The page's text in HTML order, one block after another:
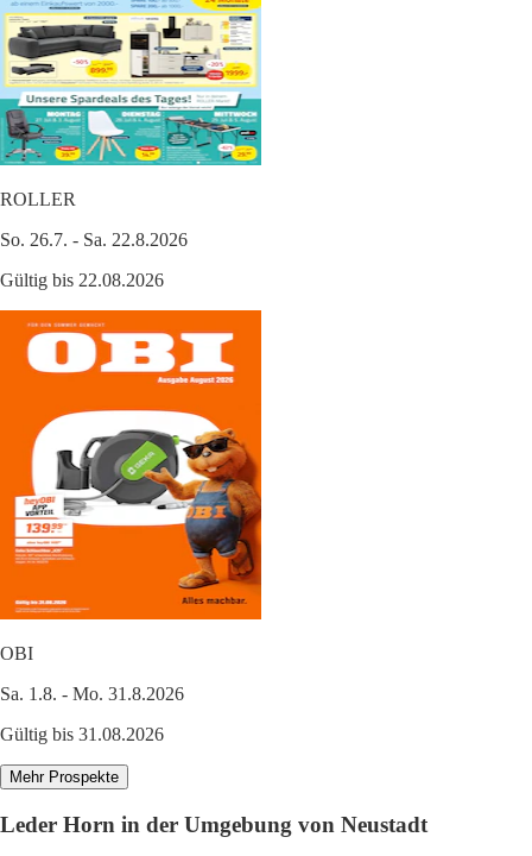
ROLLER
So. 26.7. - Sa. 22.8.2026
Gültig bis 22.08.2026
OBI
Sa. 1.8. - Mo. 31.8.2026
Gültig bis 31.08.2026
Mehr Prospekte
Leder Horn in der Umgebung von Neustadt